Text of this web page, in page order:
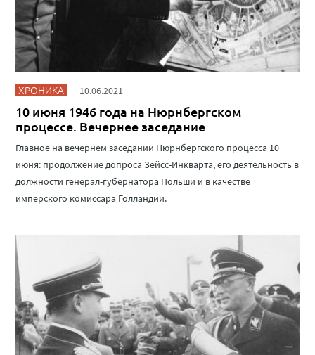
ХРОНИКА 10.06.2021
10 июня 1946 года на Нюрнбергском
процессе. Вечернее заседание
Главное на вечернем заседании Нюрнбергского процесса 10
июня: продолжение допроса Зейсс-Инкварта, его деятельность в
должности генерал-губернатора Польши и в качестве
имперского комиссара Голландии.